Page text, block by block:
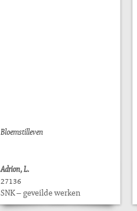
Bloemstilleven
Adrion, L.
27136
SNK – geveilde werken